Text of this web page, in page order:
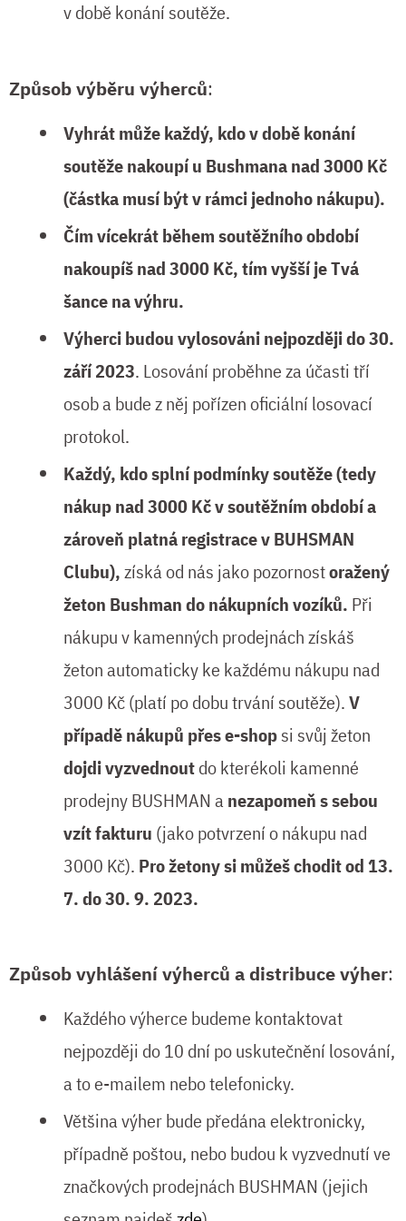
v době konání soutěže.
Způsob výběru výherců:
Vyhrát může každý, kdo v době konání
soutěže nakoupí u Bushmana nad 3000 Kč
(částka musí být v rámci jednoho nákupu).
Čím vícekrát během soutěžního období
nakoupíš nad 3000 Kč, tím vyšší je Tvá
šance na výhru.
Výherci budou vylosováni nejpozději do 30.
září 2023. Losování proběhne za účasti tří
osob a bude z něj pořízen oficiální losovací
protokol.
Každý, kdo splní podmínky soutěže (tedy
nákup nad 3000 Kč v soutěžním období a
zároveň platná registrace v BUHSMAN
Clubu),získá od nás jako pozornostoražený
žeton Bushman do nákupních vozíků. Při
nákupu v kamenných prodejnách získáš
žeton automaticky ke každému nákupu nad
3000 Kč (platí po dobu trvání soutěže).V
případě nákupů přes e-shopsi svůj žeton
dojdi vyzvednoutdo kterékoli kamenné
prodejny BUSHMAN anezapomeň s sebou
vzít fakturu (jako potvrzení o nákupu nad
3000 Kč). Pro žetony si můžeš chodit od 13.
7. do 30. 9. 2023.
Způsob vyhlášení výherců a distribuce výher:
Každého výherce budeme kontaktovat
nejpozději do 10 dní po uskutečnění losování,
a to e-mailem nebo telefonicky.
Většina výher bude předána elektronicky,
případně poštou, nebo budou k vyzvednutí ve
značkových prodejnách BUSHMAN (jejich